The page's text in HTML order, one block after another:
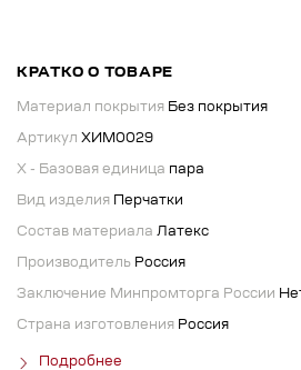
КРАТКО О ТОВАРЕ
Материал покрытия Без покрытия
Артикул ХИМ0029
X - Базовая единица пара
Вид изделия Перчатки
Состав материала Латекс
Производитель Россия
Заключение Минпромторга России
Страна изготовления Россия
Подробнее